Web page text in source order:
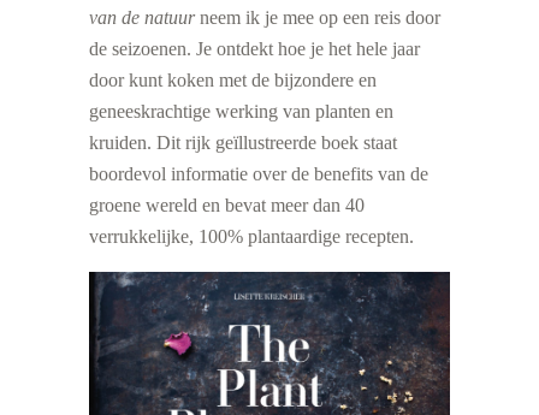
van de natuurneem ik je mee op een reis door
de seizoenen. Je ontdekt hoe je het hele jaar
door kunt koken met de bijzondere en
geneeskrachtige werking van planten en
kruiden. Dit rijk geïllustreerde boek staat
boordevol informatie over de benefits van de
groene wereld en bevat meer dan 40
verrukkelijke, 100% plantaardige recepten.